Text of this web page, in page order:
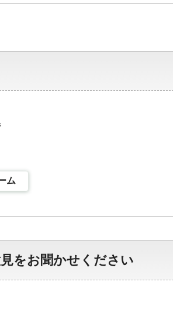
ム
をお聞かせください